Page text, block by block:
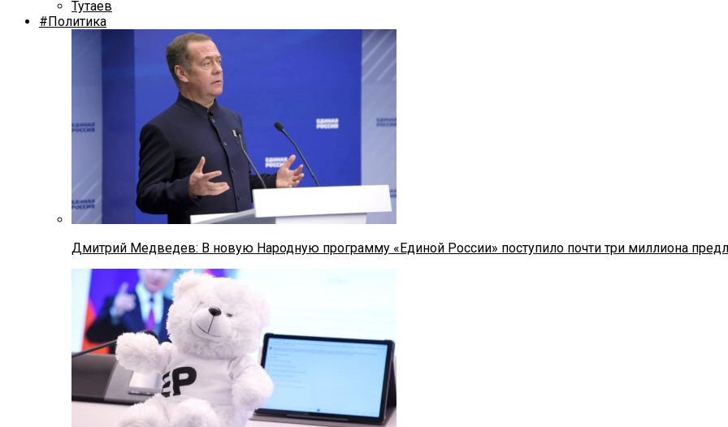
Тутаев
#Политика
Дмитрий Медведев: В новую Народную программу «Единой России» поступило почти три миллиона